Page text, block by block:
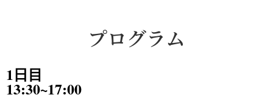
プログラム
1日目
13:30~17:00